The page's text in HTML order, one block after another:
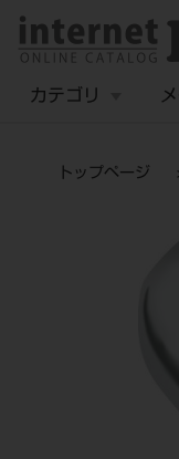
カテゴリ
トップページ